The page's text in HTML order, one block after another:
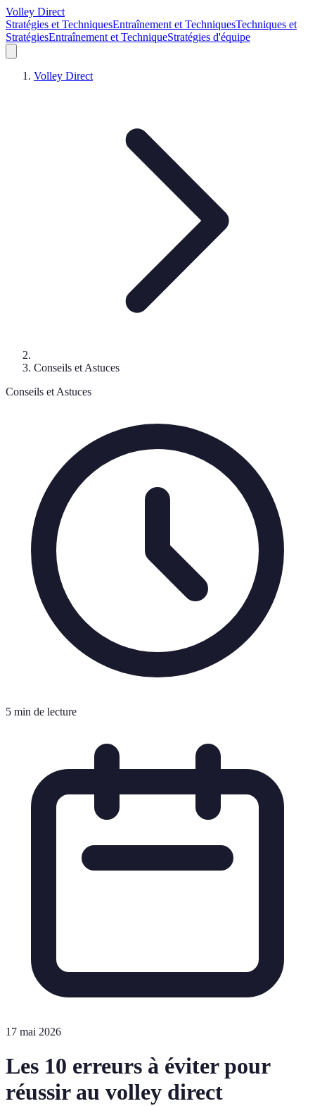
Volley Direct
Stratégies et TechniquesEntraînement et TechniquesTechniques et
StratégiesEntraînement et TechniqueStratégies d'équipe
Volley Direct
Conseils et Astuces
Conseils et Astuces
5 min de lecture
17 mai 2026
Les 10 erreurs à éviter pour
réussir au volley direct